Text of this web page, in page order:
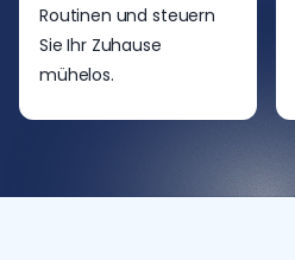
Routinen und steuern
Sie Ihr Zuhause
mühelos.